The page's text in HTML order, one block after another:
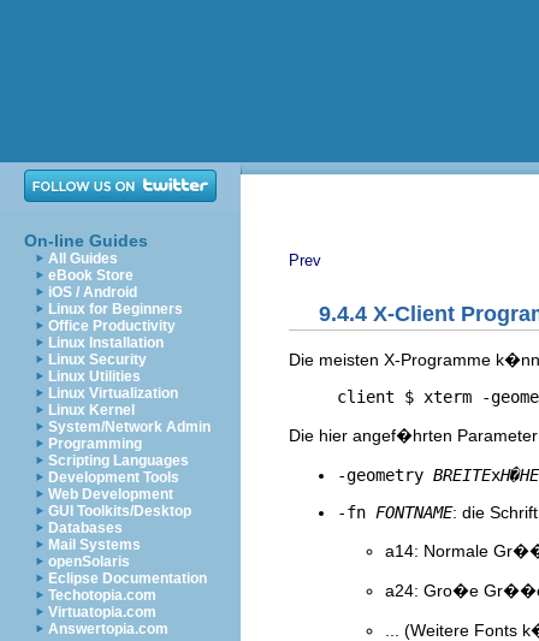
On-line Guides
All Guides
eBook Store
iOS / Android
Linux for Beginners
Office Productivity
Linux Installation
Linux Security
Linux Utilities
Linux Virtualization
Linux Kernel
System/Network Admin
Programming
Scripting Languages
Development Tools
Web Development
GUI Toolkits/Desktop
Databases
Mail Systems
openSolaris
Eclipse Documentation
Techotopia.com
Virtuatopia.com
Answertopia.com
Prev
9.4.4 X-Client
Die meisten X-Programme
client $ xterm -
Die hier angef�hrten
-geometry BREITExH�HE
-fn FONTNAME: die
a14: Normale
a24: Gro�e
... (Weitere Fonts